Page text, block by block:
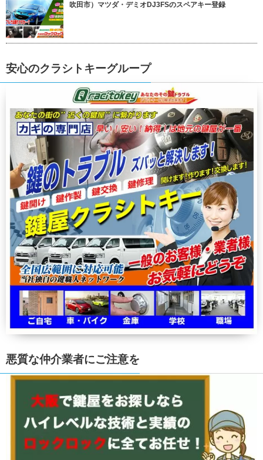
吹田市）マツダ・デミオDJ3FSのスペアキー登録
安心のクラシトキーグループ
悪質な仲介業者にご注意を